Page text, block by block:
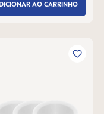
AO CARRINHO